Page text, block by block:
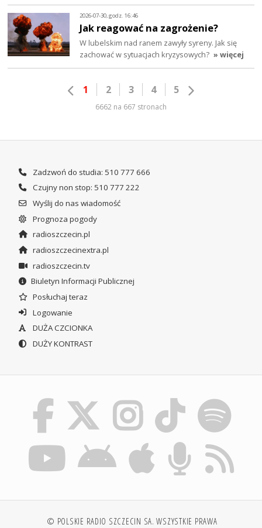
2026-07-30, godz. 16:46
Jak reagować na zagrożenie?
W lubelskim nad ranem zawyły syreny. Jak się
zachować w sytuacjach kryzysowych? » więcej
1 2 3 4 5
6662 na 667 stronach
Zadzwoń do studia: 510 777 666
Czujny non stop: 510 777 222
Wyślij do nas wiadomość
Prognoza pogody
radioszczecin.pl
radioszczecinextra.pl
radioszczecin.tv
Biuletyn Informacji Publicznej
Posłuchaj teraz
Logowanie
DUŻA CZCIONKA
DUŻY KONTRAST
© POLSKIE RADIO SZCZECIN SA. WSZYSTKIE PRAWA